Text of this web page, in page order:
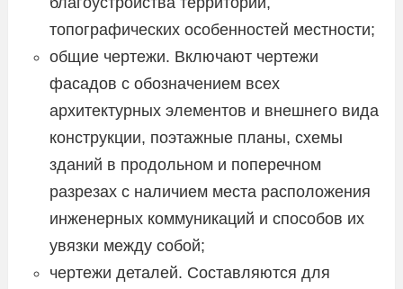
топографических особенностей местности;
общие чертежи. Включают чертежи
фасадов с обозначением всех
архитектурных элементов и внешнего вида
конструкции, поэтажные планы, схемы
зданий в продольном и поперечном
разрезах с наличием места расположения
инженерных коммуникаций и способов их
увязки между собой;
чертежи деталей. Составляются для